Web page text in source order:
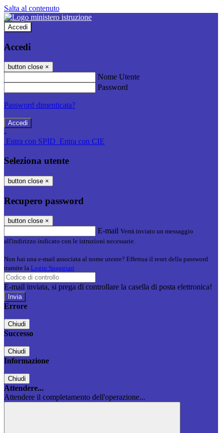
Salta al contenuto
Accedi
Accedi
button close ×
Nome Utente
Password
Password dimenticata?
-
Entra con SPID Entra con CIE
Seleziona utente
button close ×
Recupero password
button close ×
E-mail Verrà inviato un messaggio
all'indirizzo indicato con le istruzioni necessarie.
Non hai una e-mail associata al nome utente? Effettua il reset della password
tramite la Login Spaggiari
E-mail inviata, si prega di controllare la casella di posta elettronica!
Errore
Chiudi
Successo
Chiudi
Informazione
Chiudi
Attendere...
Attendere il completamento dell'operazione...